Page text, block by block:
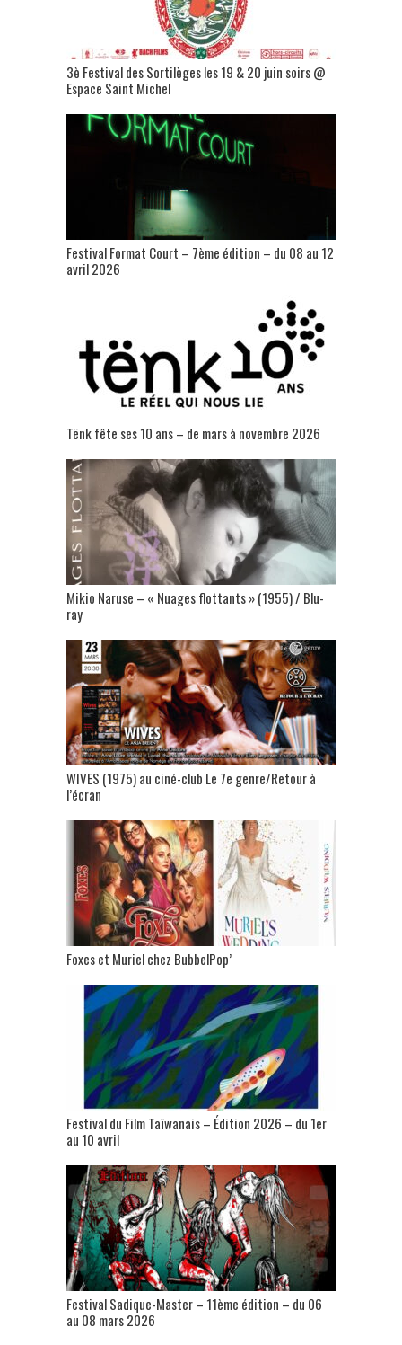
3è Festival des Sortilèges les 19 & 20 juin soirs @
Espace Saint Michel
Festival Format Court – 7ème édition – du 08 au 12
avril 2026
Tënk fête ses 10 ans – de mars à novembre 2026
Mikio Naruse – « Nuages flottants » (1955) / Blu-
ray
WIVES (1975) au ciné-club Le 7e genre/Retour à
l’écran
Foxes et Muriel chez BubbelPop’
Festival du Film Taïwanais – Édition 2026 – du 1er
au 10 avril
Festival Sadique-Master – 11ème édition – du 06
au 08 mars 2026